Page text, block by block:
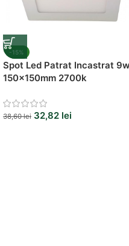
-15%
Spot Led Patrat Incastrat 9w
150x150mm 2700k
38,60lei 32,82 lei